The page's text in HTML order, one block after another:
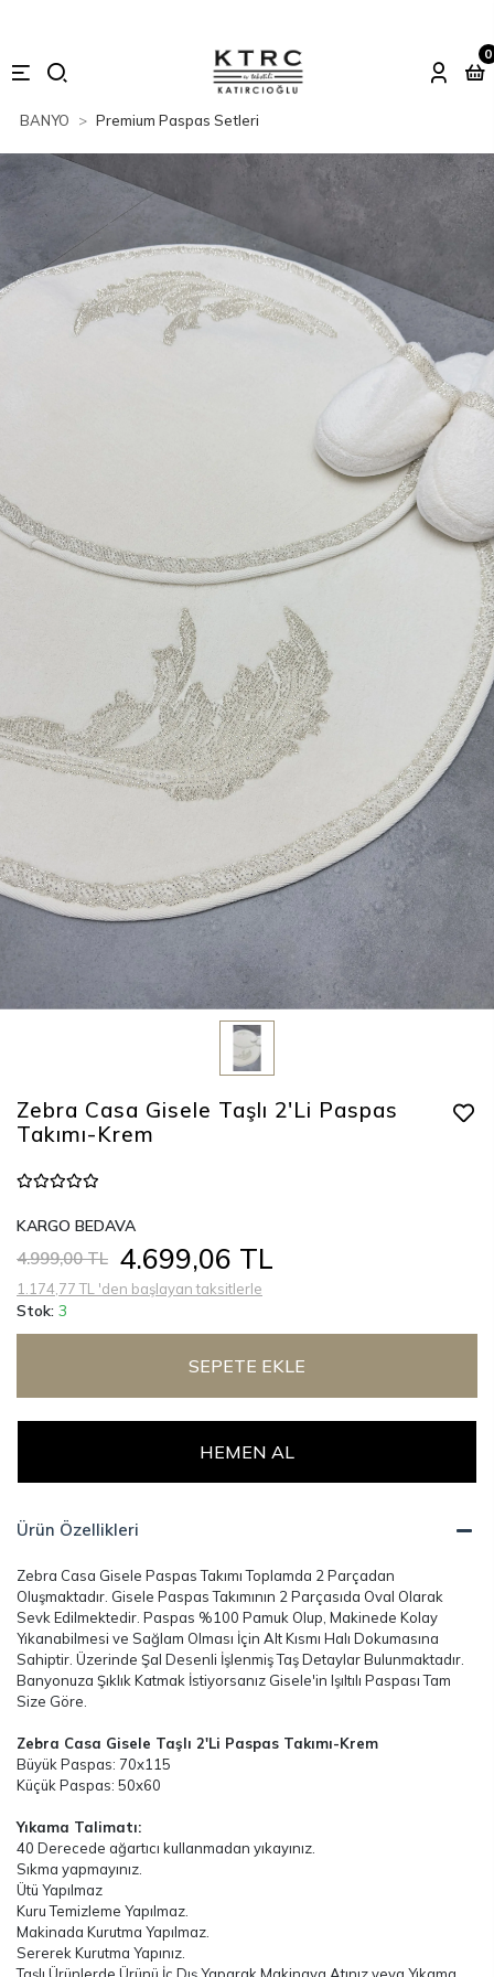
0
BANYO Premium Paspas Setleri
Zebra Casa Gisele Taşlı 2'Li Paspas
Takımı-Krem
KARGO BEDAVA
4.999,00 TL 4.699,06 TL
1.174,77 TL 'den başlayan taksitlerle
Stok: 3
SEPETE EKLE
HEMEN AL
Ürün Özellikleri
Zebra Casa Gisele Paspas Takımı Toplamda 2 Parçadan
Oluşmaktadır. Gisele Paspas Takımının 2 Parçasıda Oval Olarak
Sevk Edilmektedir. Paspas %100 Pamuk Olup, Makinede Kolay
Yıkanabilmesi ve Sağlam Olması İçin Alt Kısmı Halı Dokumasına
Sahiptir. Üzerinde Şal Desenli İşlenmiş Taş Detaylar Bulunmaktadır.
Banyonuza Şıklık Katmak İstiyorsanız Gisele'in Işıltılı Paspası Tam
Size Göre.
Zebra Casa Gisele Taşlı 2'Li Paspas Takımı-Krem
Büyük Paspas: 70x115
Küçük Paspas: 50x60
Yıkama Talimatı:
40 Derecede ağartıcı kullanmadan yıkayınız.
Sıkma yapmayınız.
Ütü Yapılmaz
Kuru Temizleme Yapılmaz.
Makinada Kurutma Yapılmaz.
Sererek Kurutma Yapınız.